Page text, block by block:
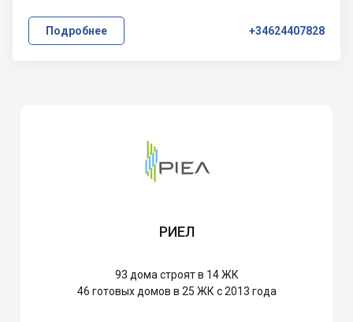
Подробнее +34624407828
РИЕЛ
93 дома строят в 14 ЖК
46 готовых домов в 25 ЖК с 2013 года